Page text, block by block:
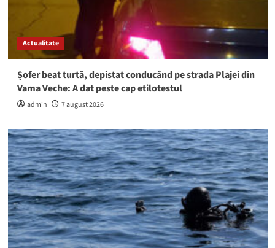
Actualitate
Șofer beat turtă, depistat conducând pe strada Plajei din
Vama Veche: A dat peste cap etilotestul
admin 7 august 2026